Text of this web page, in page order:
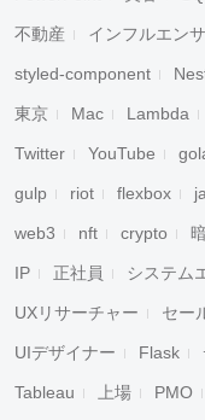
不動産 インフルエン
styled-component
東京 Mac Lambda
Twitter YouTube
gulp riot flexbox
web3 nft crypto
IP 正社員 システム
UXリサーチャー セー
UIデザイナー Flask
Tableau 上場 PMO